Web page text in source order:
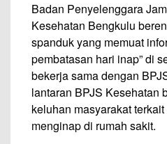
Badan Penyelenggara
Kesehatan Bengkulu
spanduk yang memuat
pembatasan hari inap” di
bekerja sama dengan
lantaran BPJS Kesehatan
keluhan masyarakat
menginap di rumah sakit.